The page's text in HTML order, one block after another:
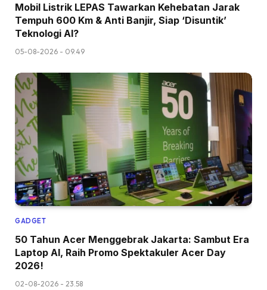
Mobil Listrik LEPAS Tawarkan Kehebatan Jarak
Tempuh 600 Km & Anti Banjir, Siap ‘Disuntik’
Teknologi AI?
05-08-2026 - 09.49
GADGET
50 Tahun Acer Menggebrak Jakarta: Sambut Era
Laptop AI, Raih Promo Spektakuler Acer Day
2026!
02-08-2026 - 23.58